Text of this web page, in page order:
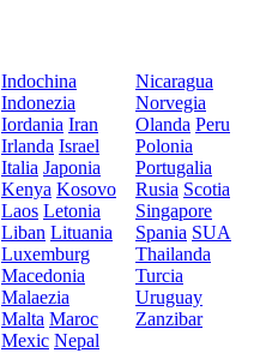
Indochina
Indonezia
Iordania Iran
Irlanda Israel
Italia Japonia
Kenya Kosovo
Laos Letonia
Liban Lituania
Luxemburg
Macedonia
Malaezia
Malta Maroc
Mexic Nepal
Nicaragua
Norvegia
Olanda Peru
Polonia
Portugalia
Rusia Scotia
Singapore
Spania SUA
Thailanda
Turcia
Uruguay
Zanzibar